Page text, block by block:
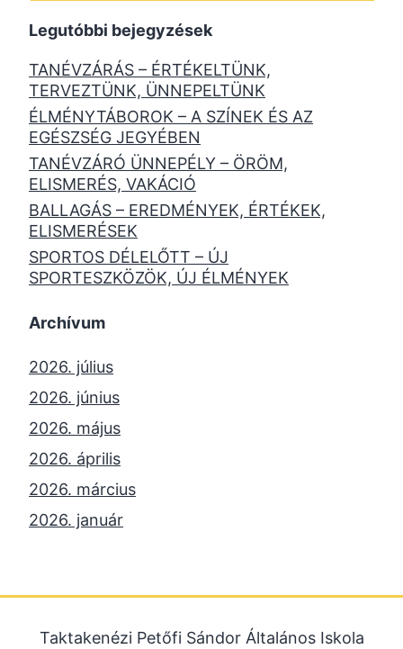
Legutóbbi bejegyzések
TANÉVZÁRÁS – ÉRTÉKELTÜNK,
TERVEZTÜNK, ÜNNEPELTÜNK
ÉLMÉNYTÁBOROK – A SZÍNEK ÉS AZ
EGÉSZSÉG JEGYÉBEN
TANÉVZÁRÓ ÜNNEPÉLY – ÖRÖM,
ELISMERÉS, VAKÁCIÓ
BALLAGÁS – EREDMÉNYEK, ÉRTÉKEK,
ELISMERÉSEK
SPORTOS DÉLELŐTT – ÚJ
SPORTESZKÖZÖK, ÚJ ÉLMÉNYEK
Archívum
2026. július
2026. június
2026. május
2026. április
2026. március
2026. január
2025. július
Taktakenézi Petőfi Sándor Általános Iskola